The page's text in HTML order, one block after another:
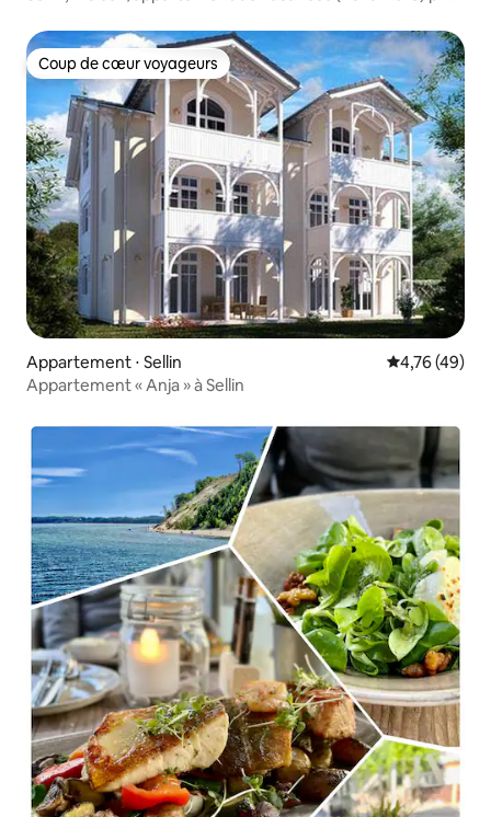
Coup de cœur voyageurs
Coup de cœur voyageurs
Appartement ⋅ Sellin Évaluation
4,76 (49)
Appartement « Anja » à Sellin